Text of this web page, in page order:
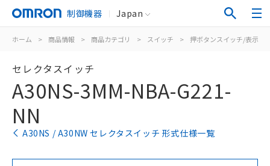
制御機器 Japan
ホーム > 商品情報 > 商品カテゴリ > スイッチ > 押ボタンスイッチ/表示灯
セレクタスイッチ
A30NS-3MM-NBA-G221-
NN
A30NS / A30NW セレクタスイッチ 形式仕様一覧